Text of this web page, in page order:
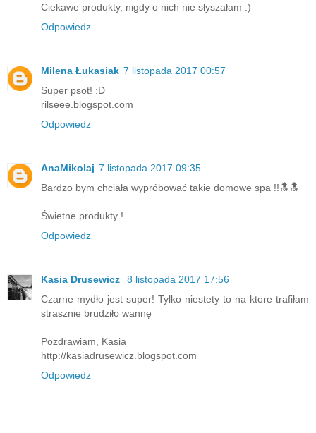
Ciekawe produkty, nigdy o nich nie słyszałam :)
Odpowiedz
Milena Łukasiak 7 listopada 2017 00:57
Super psot! :D
rilseee.blogspot.com
Odpowiedz
AnaMikolaj 7 listopada 2017 09:35
Bardzo bym chciała wypróbować takie domowe spa !!🔝🔝
Świetne produkty !
Odpowiedz
Kasia Drusewicz
8 listopada 2017 17:56
Czarne mydło jest super! Tylko niestety to na ktore trafiłam
strasznie brudziło wannę
Pozdrawiam, Kasia
http://kasiadrusewicz.blogspot.com
Odpowiedz